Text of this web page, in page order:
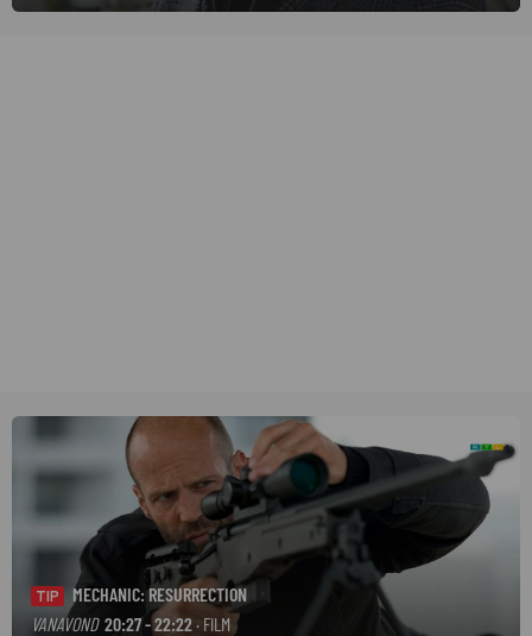
Daniëls de kijkers meeneemt op reis door de tijd aan de hand van
TIP
MECHANIC: RESURRECTION
VANAVOND 20:27 - 22:22· FILM